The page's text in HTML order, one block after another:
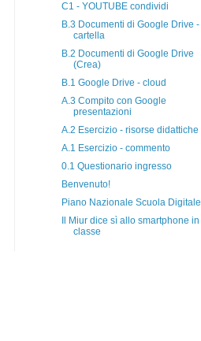
C1 - YOUTUBE condividi
B.3 Documenti di Google Drive -
cartella
B.2 Documenti di Google Drive
(Crea)
B.1 Google Drive - cloud
A.3 Compito con Google
presentazioni
A.2 Esercizio - risorse didattiche
A.1 Esercizio - commento
0.1 Questionario ingresso
Benvenuto!
Piano Nazionale Scuola Digitale
Il Miur dice sì allo smartphone in
classe